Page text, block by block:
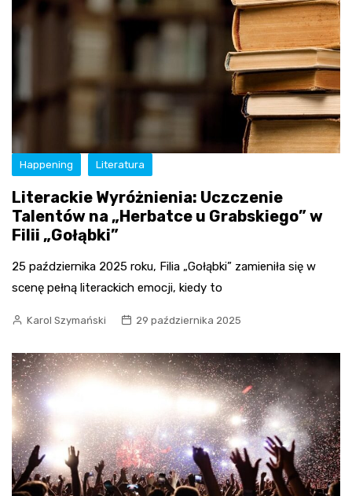
Happening Literatura
Literackie Wyróżnienia: Uczczenie
Talentów na „Herbatce u Grabskiego” w
Filii „Gołąbki”
25 października 2025 roku, Filia „Gołąbki” zamieniła się w
scenę pełną literackich emocji, kiedy to
Karol Szymański 29 października 2025